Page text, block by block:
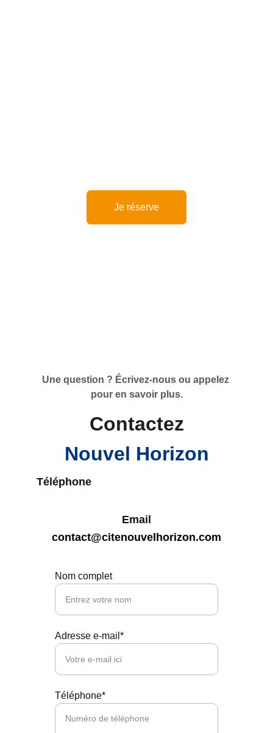
Je réserve
Contactez
Nouvel Horizon
Une question ? Écrivez-nous ou appelez
pour en savoir plus.
Téléphone
Email
contact@citenouvelhorizon.com
Nom complet
Adresse e-mail*
Téléphone*